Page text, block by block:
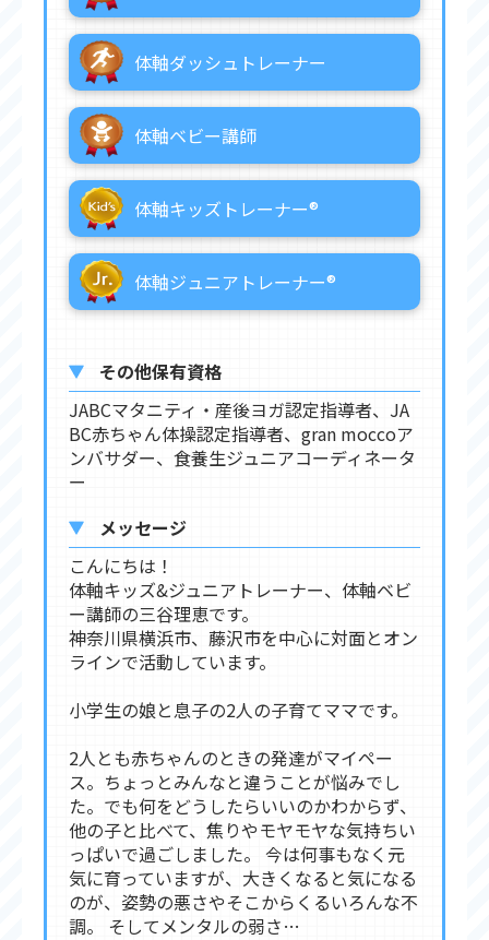
体軸ダッシュトレーナー
体軸ベビー講師
体軸キッズトレーナー®︎
体軸ジュニアトレーナー®︎
その他保有資格
JABCマタニティ・産後ヨガ認定指導者、JA
BC赤ちゃん体操認定指導者、gran moccoア
ンバサダー、食養生ジュニアコーディネータ
ー
メッセージ
こんにちは！
体軸キッズ&ジュニアトレーナー、体軸ベビ
ー講師の三谷理恵です。
神奈川県横浜市、藤沢市を中心に対面とオン
ラインで活動しています。
小学生の娘と息子の2人の子育てママです。
2人とも赤ちゃんのときの発達がマイペー
ス。ちょっとみんなと違うことが悩みでし
た。でも何をどうしたらいいのかわからず、
他の子と比べて、焦りやモヤモヤな気持ちい
っぱいで過ごしました。 今は何事もなく元
気に育っていますが、大きくなると気になる
のが、姿勢の悪さやそこからくるいろんな不
調。 そしてメンタルの弱さ…